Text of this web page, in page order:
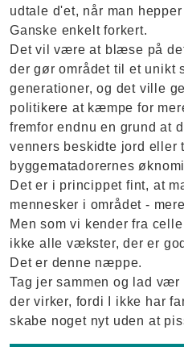
udtale d'et, når man
Ganske enkelt forkert.
Det vil være at blæse på
der gør området til et unikt
generationer, og det ville
politikere at kæmpe for
fremfor endnu en grund at
venners beskidte jord eller
byggematadorernes
Det er i princippet fint, at
mennesker i området -
Men som vi kender fra
ikke alle vækster, der er
Det er denne næppe.
Tag jer sammen og lad
der virker, fordi I ikke har
skabe noget nyt uden at